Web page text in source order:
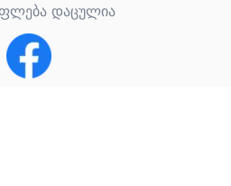
დაცულია